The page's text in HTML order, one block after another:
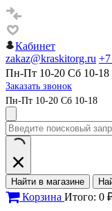
Кабинет
zakaz@kraskitorg.ru
Пн-Пт 10-20 Сб 10-18
Заказать звонок
Пн-Пт 10-20 Сб 10-18
Найти в магазине
Корзина Итого: 0